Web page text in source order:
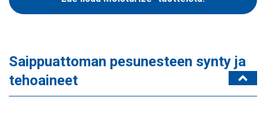
Saippuattoman pesunesteen synty ja
tehoaineet